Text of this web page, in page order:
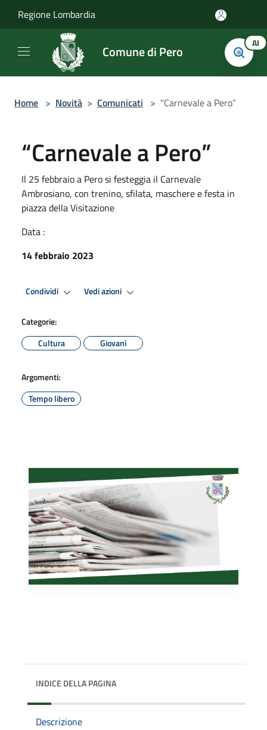
Regione Lombardia
Comune di Pero AI
Home > Novità > Comunicati > “Carnevale a Pero”
“Carnevale a Pero”
Il 25 febbraio a Pero si festeggia il Carnevale
Ambrosiano, con trenino, sfilata, maschere e festa in
piazza della Visitazione
Data :
14 febbraio 2023
Condividi Vedi azioni
Categorie:
Cultura
Giovani
Argomenti:
Tempo libero
INDICE DELLA PAGINA
Descrizione